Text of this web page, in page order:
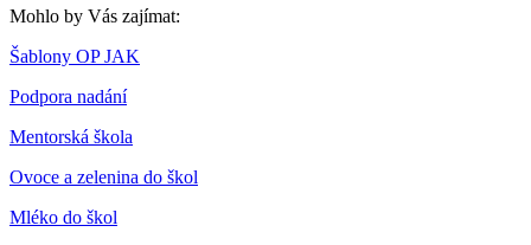
Mohlo by Vás zajímat:
Šablony OP JAK
Podpora nadání
Mentorská škola
Ovoce a zelenina do škol
Mléko do škol